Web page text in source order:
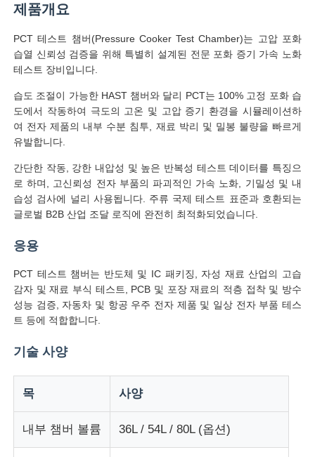
홈
제품 소개
공장 투어
품질 관리
견적 요청
제품개요
PCT 테스트 챔버(Pressure Cooker Test Chamber)는 고압 포화
습열 신뢰성 검증을 위해 특별히 설계된 전문 포화 증기 가속 노화
테스트 장비입니다.
습도 조절이 가능한 HAST 챔버와 달리 PCT는 100% 고정 포화 습
도에서 작동하여 극도의 고온 및 고압 증기 환경을 시뮬레이션하
여 전자 제품의 내부 수분 침투, 재료 박리 및 밀봉 불량을 빠르게
유발합니다.
간단한 작동, 강한 내압성 및 높은 반복성 테스트 데이터를 특징으
로 하며, 고신뢰성 전자 부품의 파괴적인 가속 노화, 기밀성 및 내
습성 검사에 널리 사용됩니다. 주류 국제 테스트 표준과 호환되는
글로벌 B2B 산업 조달 로직에 완전히 최적화되었습니다.
응용
PCT 테스트 챔버는 반도체 및 IC 패키징, 자성 재료 산업의 고습
감자 및 재료 부식 테스트, PCB 및 포장 재료의 적층 접착 및 방수
성능 검증, 자동차 및 항공 우주 전자 제품 및 일상 전자 부품 테스
트 등에 적합합니다.
기술 사양
목 사양
내부 챔버 볼륨 36L / 54L / 80L (옵션)